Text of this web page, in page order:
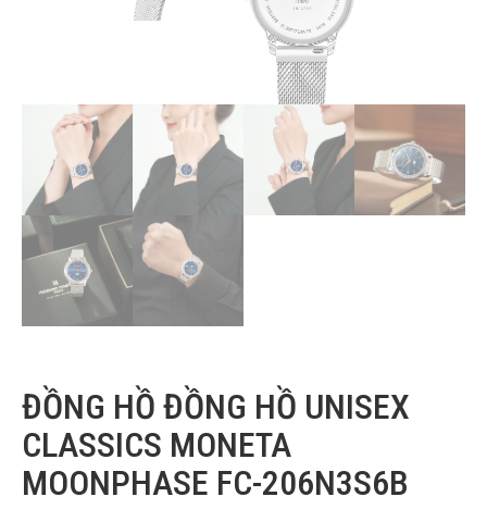
ĐỒNG HỒ ĐỒNG HỒ UNISEX
CLASSICS MONETA
MOONPHASE FC-206N3S6B